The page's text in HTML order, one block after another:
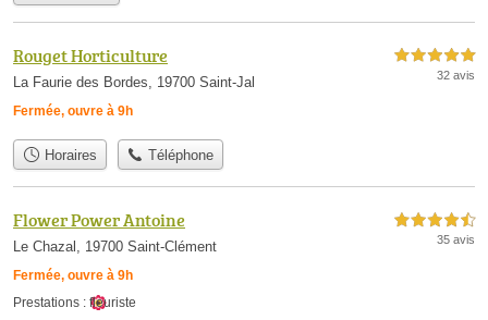
Rouget Horticulture
La Faurie des Bordes, 19700 Saint-Jal
Fermée, ouvre à 9h
5,0 étoiles sur 5
32 avis
Horaires Téléphone
Flower Power Antoine
Le Chazal, 19700 Saint-Clément
Fermée, ouvre à 9h
4,5 étoiles sur 5
35 avis
Prestations : fleuriste